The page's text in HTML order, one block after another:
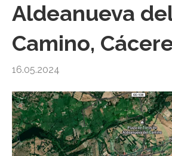
Aldeanueva
Camino,
16.05.2024